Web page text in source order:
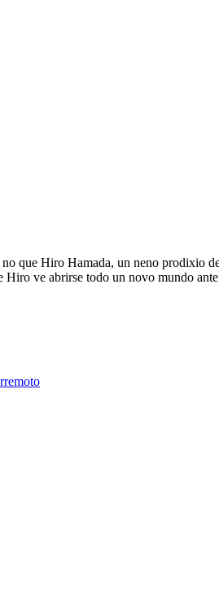
que Hiro Hamada, un neno prodixio
Hiro ve abrirse todo un novo mundo